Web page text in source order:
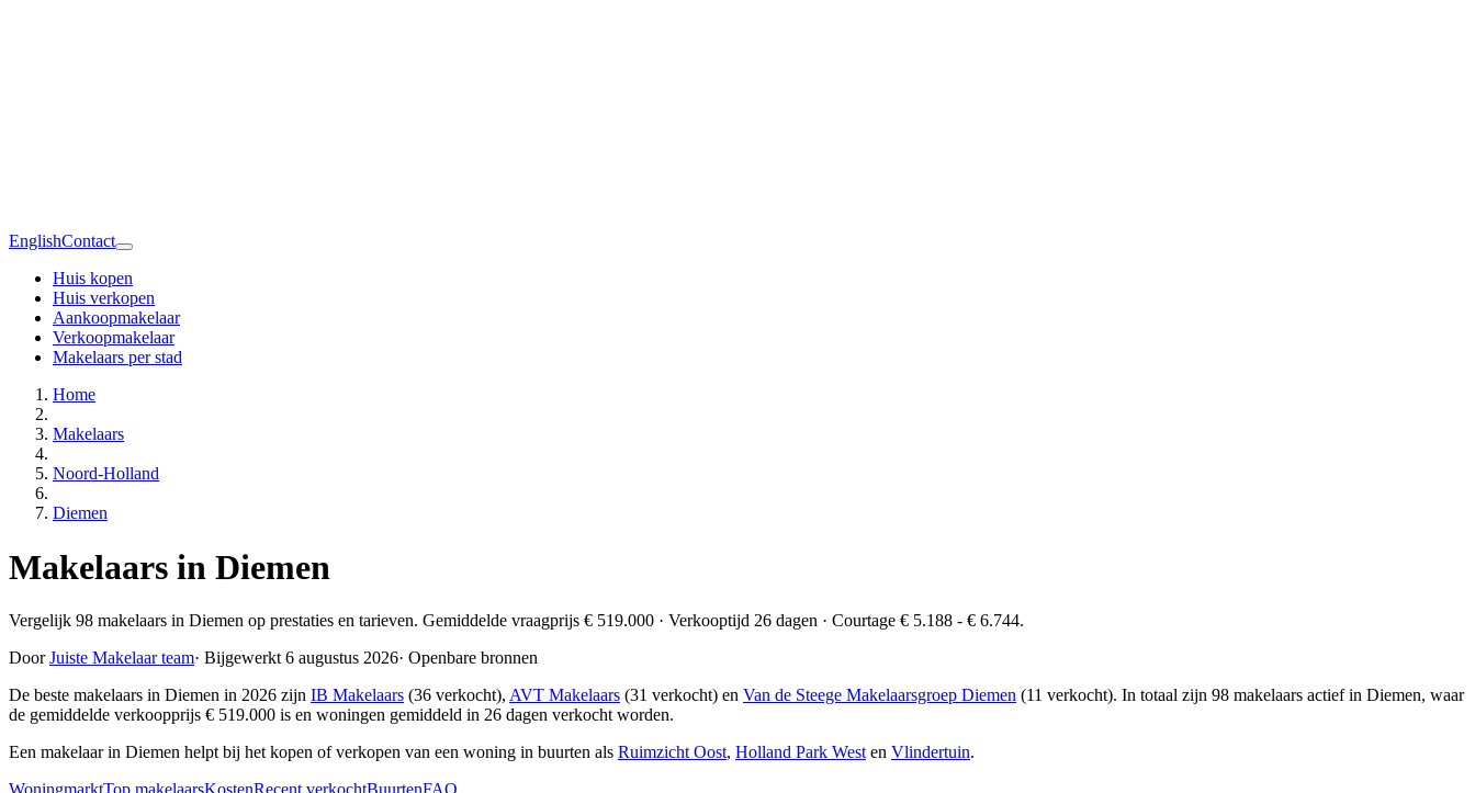
EnglishContact
Huis kopen
Huis verkopen
Aankoopmakelaar
Verkoopmakelaar
Makelaars per stad
Home
Makelaars
Noord-Holland
Diemen
Makelaars in Diemen
Vergelijk 98 makelaars in Diemen op prestaties en tarieven. Gemiddelde vraagprijs € 519.000 · Verkooptijd 26 dagen · Courtage € 5.188 - € 6.744.
DoorJuiste Makelaar team· Bijgewerkt 6 augustus 2026· Openbare bronnen
De beste makelaars in Diemen in 2026 zijn IB Makelaars (36 verkocht), AVT Makelaars (31 verkocht) en Van de Steege Makelaarsgroep Diemen (11 verkocht). In totaal zijn 98 makelaars actief in Diemen, waar
de gemiddelde verkoopprijs € 519.000 is en woningen gemiddeld in 26 dagen verkocht worden.
Een makelaar in Diemen helpt bij het kopen of verkopen van een woning in buurten als Ruimzicht Oost, Holland Park West en Vlindertuin.
WoningmarktTop makelaarsKostenRecent verkochtBuurtenFAQ